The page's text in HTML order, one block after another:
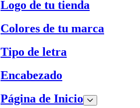
Logo de tu tienda
Colores de tu marca
Tipo de letra
Encabezado
Página de Inicio